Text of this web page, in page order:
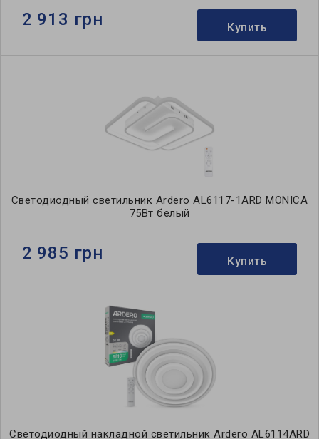
2 913 грн Купить
Светодиодный светильник Ardero AL6117-1ARD MONICA
75Вт белый
2 985 грн Купить
Светодиодный накладной светильник Ardero AL6114ARD